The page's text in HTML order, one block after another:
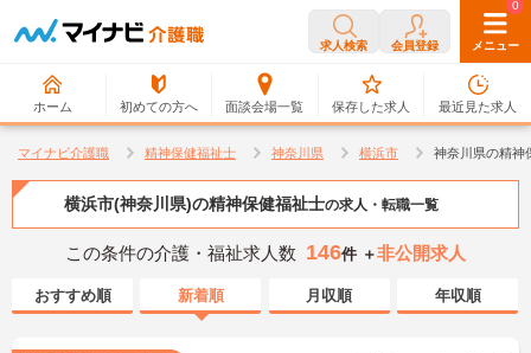
求人検索 会員登録 メニュー
ホーム 初めての方へ 面談会場一覧
0
保存した求人
0
最近見た求人
マイナビ介護職 精神保健福祉士 神奈川県 横浜市 神奈川県の精神
横浜市(神奈川県)の精神保健福祉士の求人・転職一覧
この条件の介護・福祉求人数 146件 ＋非公開求人
おすすめ順 新着順 月収順 年収順